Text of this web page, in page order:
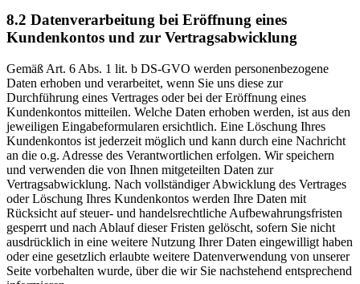
8.2 Datenverarbeitung bei Eröffnung eines
Kundenkontos und zur Vertragsabwicklung
Gemäß Art. 6 Abs. 1 lit. b DS-GVO werden personenbezogene
Daten erhoben und verarbeitet, wenn Sie uns diese zur
Durchführung eines Vertrages oder bei der Eröffnung eines
Kundenkontos mitteilen. Welche Daten erhoben werden, ist aus den
jeweiligen Eingabeformularen ersichtlich. Eine Löschung Ihres
Kundenkontos ist jederzeit möglich und kann durch eine Nachricht
an die o.g. Adresse des Verantwortlichen erfolgen. Wir speichern
und verwenden die von Ihnen mitgeteilten Daten zur
Vertragsabwicklung. Nach vollständiger Abwicklung des Vertrages
oder Löschung Ihres Kundenkontos werden Ihre Daten mit
Rücksicht auf steuer- und handelsrechtliche Aufbewahrungsfristen
gesperrt und nach Ablauf dieser Fristen gelöscht, sofern Sie nicht
ausdrücklich in eine weitere Nutzung Ihrer Daten eingewilligt haben
oder eine gesetzlich erlaubte weitere Datenverwendung von unserer
Seite vorbehalten wurde, über die wir Sie nachstehend entsprechend